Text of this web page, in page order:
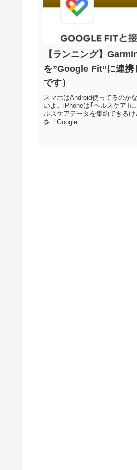
【ランニング】
を”Google Fit”に連
です）
スマホはAndroid使ってるのか
いよ。iPhoneは｢ヘルスケア｣
ルスケアデータを集約できる
を「Google...